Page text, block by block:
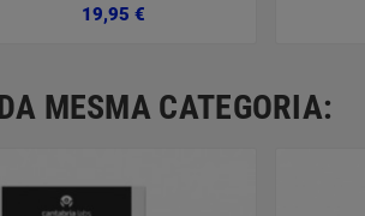
19,95 €Preço
MESMA CATEGORIA: